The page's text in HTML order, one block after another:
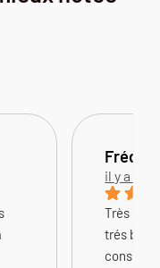
il y a 3
Très
trés bien